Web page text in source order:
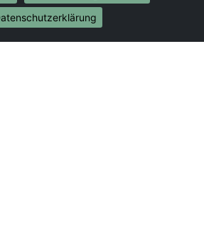
nach Brasilien